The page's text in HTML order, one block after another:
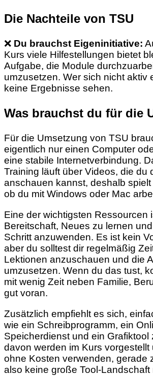
Die Nachteile von TSU
❌ Du brauchst Eigeninitiative:
Kurs viele Hilfestellungen bietet
Aufgabe, die Module
umzusetzen. Wer sich nicht aktiv
keine Ergebnisse sehen.
Was brauchst du für die
Für die Umsetzung von TSU
eigentlich nur einen Computer
eine stabile Internetverbindung.
Training läuft über Videos, die du
anschauen kannst, deshalb
ob du mit Windows oder Mac
Eine der wichtigsten Ressourcen
Bereitschaft, Neues zu lernen
Schritt anzuwenden. Es ist kein
aber du solltest dir regelmäßig
Lektionen anzuschauen und die
umzusetzen. Wenn du das tust,
mit wenig Zeit neben Familie,
gut voran.
Zusätzlich empfiehlt es sich,
wie ein Schreibprogramm, ein
Speicherdienst und ein Grafiktool
davon werden im Kurs vorgestellt
ohne Kosten verwenden, gerade
also keine große Tool-Landschaft